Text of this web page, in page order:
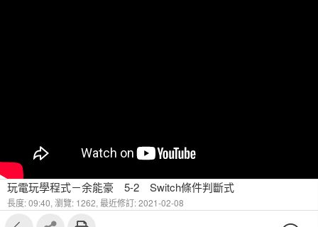
玩電玩學程式－余能豪 5-2 Switch條件判斷式
長度: 09:40, 瀏覽: 1262, 最近修訂: 2021-02-08